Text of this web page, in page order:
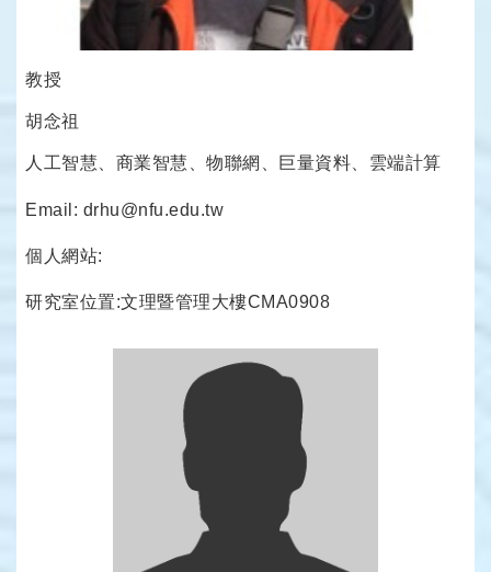
教授
胡念祖
人工智慧、商業智慧、物聯網、巨量資料、雲端計算
Email: drhu@nfu.edu.tw
個人網站:
研究室位置:文理暨管理大樓CMA0908